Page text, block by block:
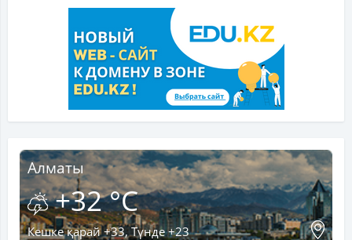
Алматы
+32 °C
Кешке қарай +33, Түнде +23